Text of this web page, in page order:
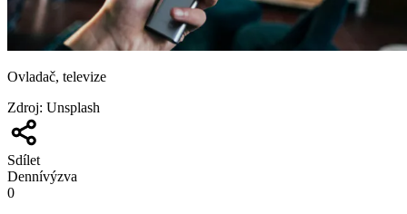
Ovladač, televize
Zdroj: Unsplash
Sdílet
Dennívýzva
0